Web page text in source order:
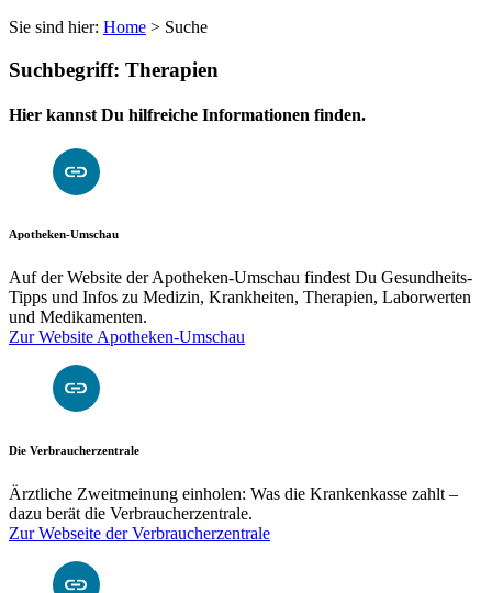
Sie sind hier: Home > Suche
Suchbegriff: Therapien
Hier kannst Du hilfreiche Informationen finden.
Apotheken-Umschau
Auf der Website der Apotheken-Umschau findest Du Gesundheits-
Tipps und Infos zu Medizin, Krankheiten, Therapien, Laborwerten
und Medikamenten.
Zur Website Apotheken-Umschau
Die Verbraucherzentrale
Ärztliche Zweitmeinung einholen: Was die Krankenkasse zahlt –
dazu berät die Verbraucherzentrale.
Zur Webseite der Verbraucherzentrale